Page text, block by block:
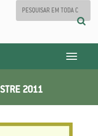
Toggle
2011